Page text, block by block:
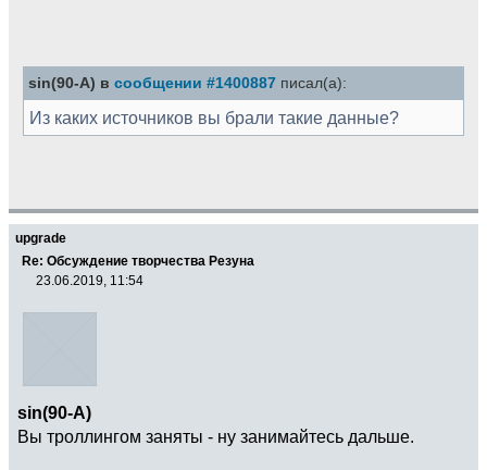
sin(90-A) в сообщении #1400887 писал(а):
Из каких источников вы брали такие данные?
upgrade
Re: Обсуждение творчества Резуна
23.06.2019, 11:54
sin(90-A)
Вы троллингом заняты - ну занимайтесь дальше.